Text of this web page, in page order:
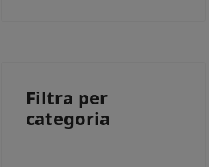
Filtra per
categoria